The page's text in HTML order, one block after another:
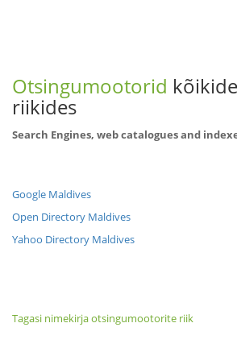
Otsingumootorid
riikides
Search Engines, web catalogues and
Google Maldives
Open Directory Maldives
Yahoo Directory Maldives
Tagasi nimekirja otsingumootorite riik